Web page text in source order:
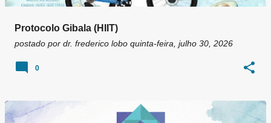
Protocolo Gibala (HIIT)
postado por dr. frederico lobo quinta-feira, julho 30, 2026
0